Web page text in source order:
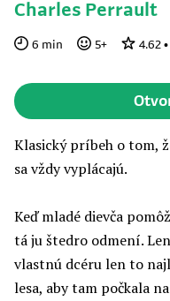
Charles Perrault
6 min 5+ 4.62 •
Klasický príbeh o tom,
sa vždy vyplácajú.
Keď mladé dievča
tá ju štedro odmení.
vlastnú dcéru len to
lesa, aby tam počkala